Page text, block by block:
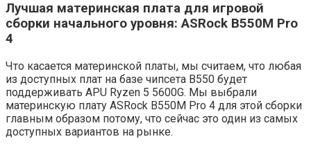
Лучшая материнская плата для игровой
сборки начального уровня: ASRock B550M Pro
4
Что касается материнской платы, мы считаем, что любая
из доступных плат на базе чипсета B550 будет
поддерживать APU Ryzen 5 5600G. Мы выбрали
материнскую плату ASRock B550M Pro 4 для этой сборки
главным образом потому, что сейчас это один из самых
доступных вариантов на рынке.